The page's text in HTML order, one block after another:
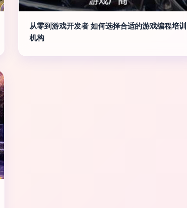
从零到游戏开发者 如何选择合适的游戏编程培训
机构